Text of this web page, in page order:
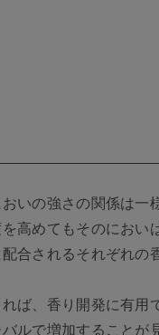
いの強さの関係は
高めてもそのにおい
合されるそれぞれ
ば、香り開発に有
ルで増加すること